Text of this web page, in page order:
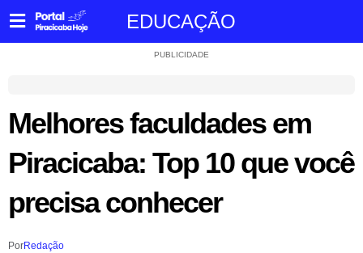
EDUCAÇÃO
PUBLICIDADE
Melhores faculdades em
Piracicaba: Top 10 que você
precisa conhecer
PorRedação